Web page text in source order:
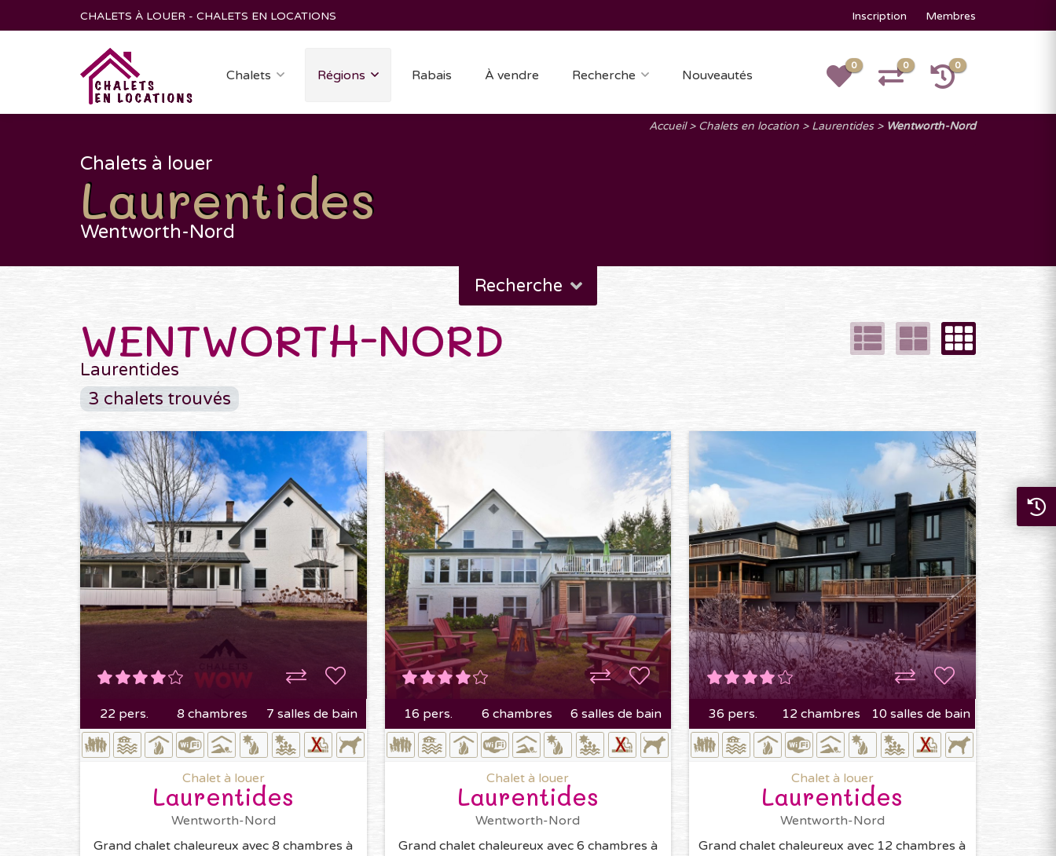
CHALETS À LOUER - CHALETS EN LOCATIONS Inscription Membres
Chalets Régions Rabais À vendre Recherche Nouveautés
0 0 0
Accueil Chalets en location Laurentides Wentworth-Nord
Chalets à louer
Laurentides
Wentworth-Nord
Recherche
WENTWORTH-NORD
Laurentides
3 chalets trouvés
22 pers. 8 chambres 7 salles de bain
Chalet à louer
Laurentides
Wentworth-Nord
Grand chalet chaleureux avec 8 chambres à
16 pers. 6 chambres 6 salles de bain
Chalet à louer
Laurentides
Wentworth-Nord
Grand chalet chaleureux avec 6 chambres à
36 pers. 12 chambres 10 salles de bain
Chalet à louer
Laurentides
Wentworth-Nord
Grand chalet chaleureux avec 12 chambres à